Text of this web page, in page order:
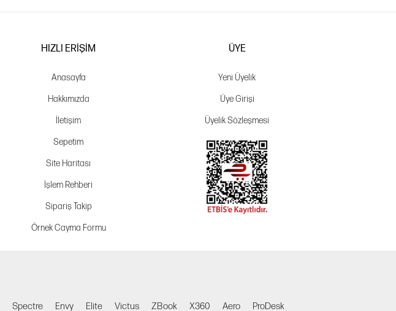
HIZLI ERIŞIM
Anasayfa
Hakkımızda
İletişim
Sepetim
Site Haritası
İşlem Rehberi
Sipariş Takip
Örnek Cayma Formu
ÜYE
Yeni Üyelik
Üye Girişi
Üyelik Sözleşmesi
Spectre Envy Elite Victus ZBook X360 Aero ProDesk